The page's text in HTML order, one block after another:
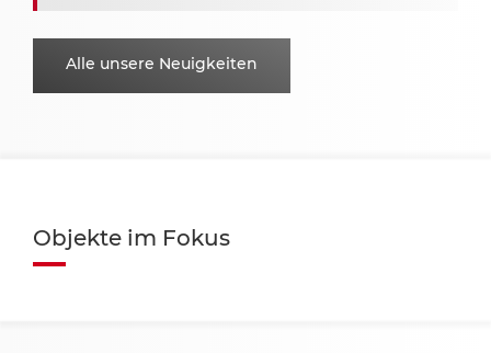
Alle unsere Neuigkeiten
Objekte im Fokus